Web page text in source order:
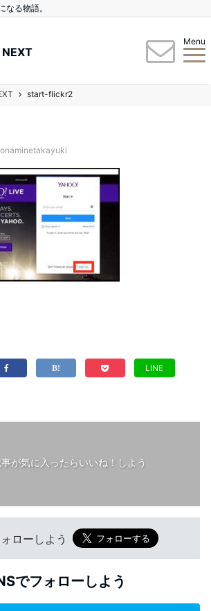
なる物語。
Menu
start-flickr2
LINE
事が気に入ったらいいね！しよう
ローしよう
でフォローしよう